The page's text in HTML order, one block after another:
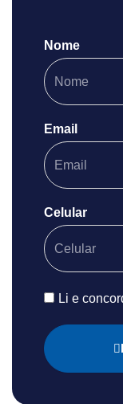
Nome
Email
Celular
Li e